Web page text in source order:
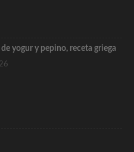
yogur y pepino, receta griega